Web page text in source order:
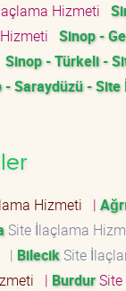
Hizmeti
Sinop -
Sinop - Türkeli -
- Saraydüzü - Site
Hizmeti |
Site İlaçlama
| BilecikSite
| Burdur